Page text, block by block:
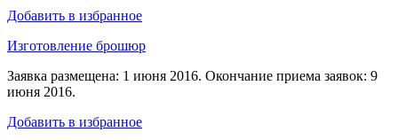
Добавить в избранное
Изготовление брошюр
Заявка размещена: 1 июня 2016. Окончание приема заявок: 9
июня 2016.
Добавить в избранное